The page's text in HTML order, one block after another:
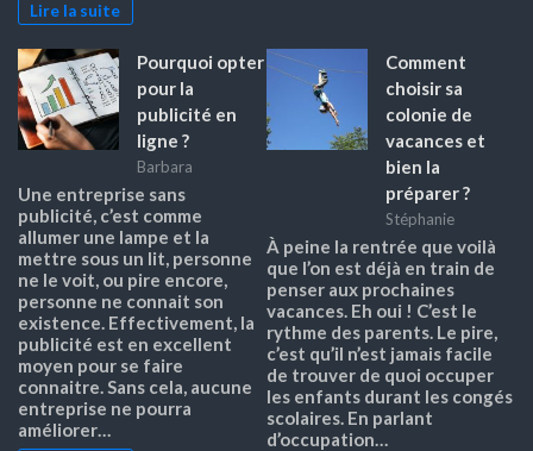
Lire la suite
Pourquoi opter
pour la
publicité en
ligne ?
Barbara
Une entreprise sans
publicité, c’est comme
allumer une lampe et la
mettre sous un lit, personne
ne le voit, ou pire encore,
personne ne connait son
existence. Effectivement, la
publicité est en excellent
moyen pour se faire
connaitre. Sans cela, aucune
entreprise ne pourra
améliorer…
Comment
choisir sa
colonie de
vacances et
bien la
préparer ?
Stéphanie
À peine la rentrée que voilà
que l’on est déjà en train de
penser aux prochaines
vacances. Eh oui ! C’est le
rythme des parents. Le pire,
c’est qu’il n’est jamais facile
de trouver de quoi occuper
les enfants durant les congés
scolaires. En parlant
d’occupation…